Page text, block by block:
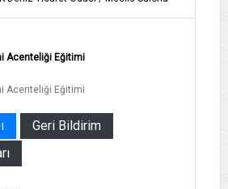
Acenteliği Eğitimi
Acenteliği Eğitimi
Geri Bildirim